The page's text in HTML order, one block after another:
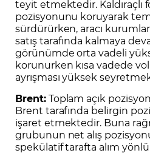
teyit etmektedir. Kaldıraçlı
pozisyonunu koruyarak
sürdürürken, aracı kurumlar
satış tarafında kalmaya
görünümde orta vadeli
korunurken kısa vadede
ayrışması yüksek
Brent:Toplam açık
Brent tarafında belirgin
işaret etmektedir. Buna
grubunun net alış
spekülatif tarafta alım